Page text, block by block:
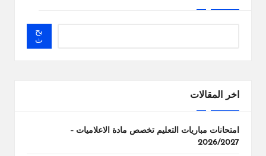
بح
ث
اخر المقالات
امتحانات مباريات التعليم تخصص مادة الاعلاميات –
2026/2027